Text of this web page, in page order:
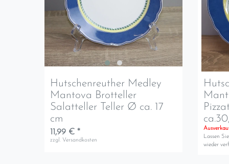
Hutschenreuther Medley
Mantova Brotteller
Salatteller Teller Ø ca. 17
cm
11,99 € *
zzgl. Versandkosten
Lassen
wieder